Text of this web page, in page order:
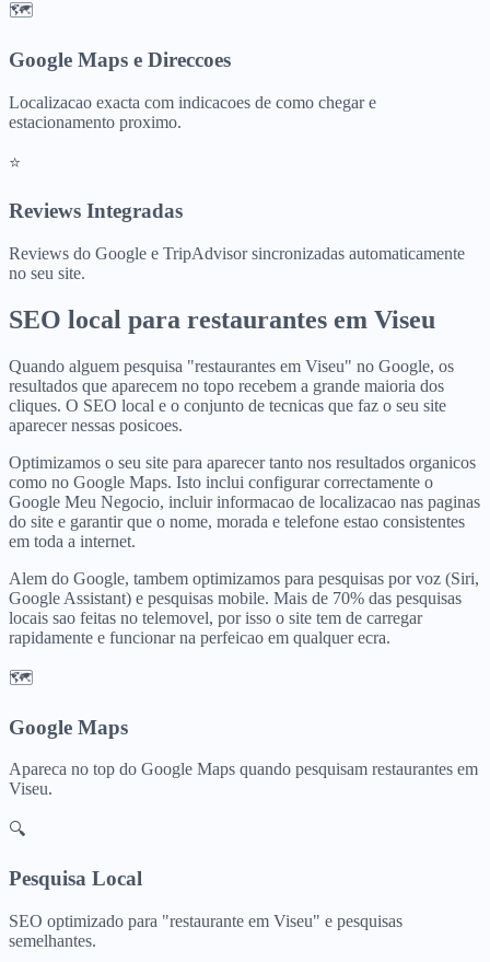
🗺️
Google Maps e Direccoes
Localizacao exacta com indicacoes de como chegar e
estacionamento proximo.
⭐
Reviews Integradas
Reviews do Google e TripAdvisor sincronizadas automaticamente
no seu site.
SEO local para restaurantes em Viseu
Quando alguem pesquisa "restaurantes em Viseu" no Google, os
resultados que aparecem no topo recebem a grande maioria dos
cliques. O SEO local e o conjunto de tecnicas que faz o seu site
aparecer nessas posicoes.
Optimizamos o seu site para aparecer tanto nos resultados organicos
como no Google Maps. Isto inclui configurar correctamente o
Google Meu Negocio, incluir informacao de localizacao nas paginas
do site e garantir que o nome, morada e telefone estao consistentes
em toda a internet.
Alem do Google, tambem optimizamos para pesquisas por voz (Siri,
Google Assistant) e pesquisas mobile. Mais de 70% das pesquisas
locais sao feitas no telemovel, por isso o site tem de carregar
rapidamente e funcionar na perfeicao em qualquer ecra.
🗺️
Google Maps
Apareca no top do Google Maps quando pesquisam restaurantes em
Viseu.
🔍
Pesquisa Local
SEO optimizado para "restaurante em Viseu" e pesquisas
semelhantes.